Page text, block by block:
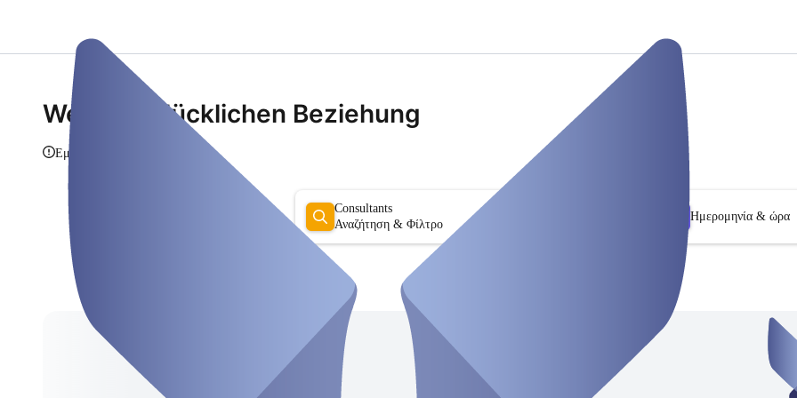
Weg zur glücklichen Beziehung
Εμφάνιση πληροφοριών
Consultants
Αναζήτηση & Φίλτρο
Ημερομηνία & ώρα